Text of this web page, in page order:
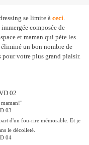
se limite à ceci.
composée de
et maman qui pète les
un bon nombre de
votre plus grand plaisir.
maman!"
d'un fou-rire mémorable. Et je
le décolleté.